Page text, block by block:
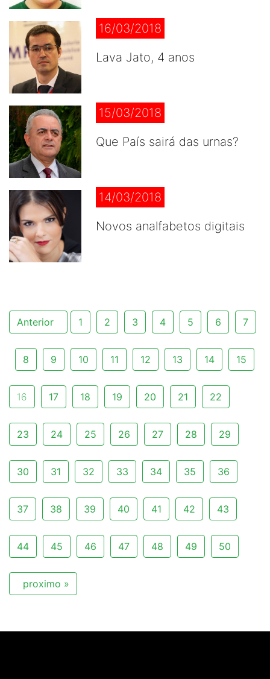
16/03/2018
Lava Jato, 4 anos
15/03/2018
Que País sairá das urnas?
14/03/2018
Novos analfabetos digitais
Anterior 1 2 3 4 5 6 7
8 9 10 11 12 13 14 15
16 17 18 19 20 21 22
23 24 25 26 27 28 29
30 31 32 33 34 35 36
37 38 39 40 41 42 43
44 45 46 47 48 49 50
proximo »